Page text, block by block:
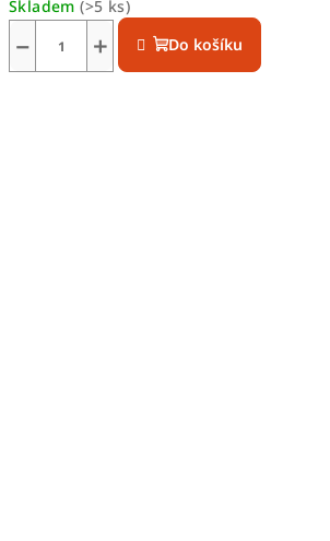
Skladem(>5 ks)
+
− Do košíku